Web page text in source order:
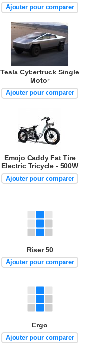
Ajouter pour comparer
Tesla Cybertruck Single
Motor
Ajouter pour comparer
Emojo Caddy Fat Tire
Electric Tricycle - 500W
Ajouter pour comparer
Riser 50
Ajouter pour comparer
Ergo
Ajouter pour comparer